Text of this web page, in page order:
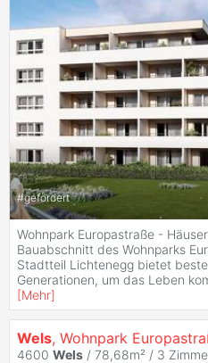
#gefördert
Wohnpark Europastraße -
Bauabschnitt des Wohnparks
Stadtteil Lichtenegg bietet
Generationen, um das Leben
[Mehr]
Wels, Wohnpark
4600 Wels / 78,68m² / 3